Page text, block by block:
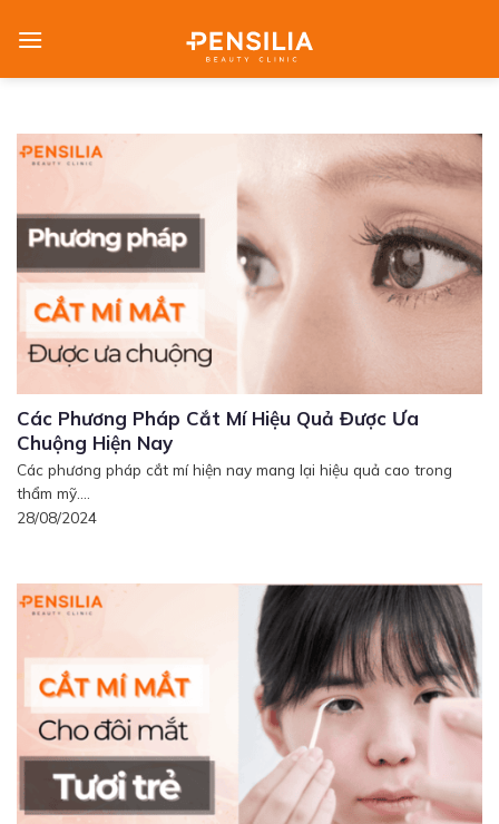
Các Phương Pháp Cắt Mí Hiệu Quả Được Ưa
Chuộng Hiện Nay
Các phương pháp cắt mí hiện nay mang lại hiệu quả cao trong
thẩm mỹ....
28/08/2024